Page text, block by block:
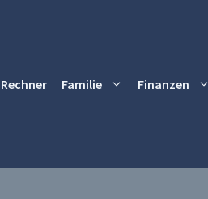
Familie Finanzen